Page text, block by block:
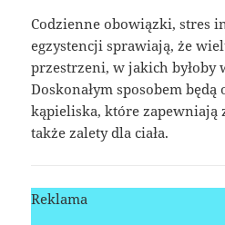
Codzienne obowiązki, stres
egzystencji sprawiają, że
przestrzeni, w jakich byłoby
Doskonałym sposobem
kąpieliska, które zapewniają
także zalety dla ciała.
Reklama